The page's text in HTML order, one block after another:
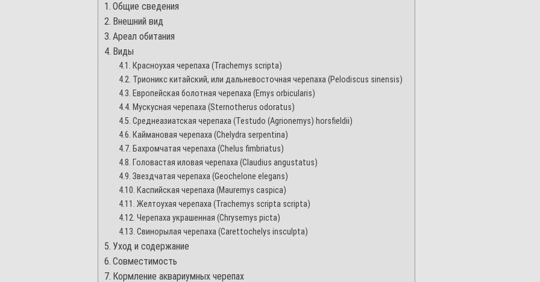
Общие сведения
Внешний вид
Ареал обитания
Виды
Красноухая черепаха (Trachemys scripta)
Трионикс китайский, или дальневосточная черепаха (Pelodiscus sinensis)
Европейская болотная черепаха (Emys orbicularis)
Мускусная черепаха (Sternotherus odoratus)
Среднеазиатская черепаха (Testudo (Agrionemys) horsfieldii)
Каймановая черепаха (Chelydra serpentina)
Бахромчатая черепаха (Chelus fimbriatus)
Головастая иловая черепаха (Claudius angustatus)
Звездчатая черепаха (Geochelone elegans)
Каспийская черепаха (Mauremys caspica)
Желтоухая черепаха (Trachemys scripta scripta)
Черепаха украшенная (Chrysemys picta)
Свинорылая черепаха (Carettochelys insculpta)
Уход и содержание
Совместимость
Кормление аквариумных черепах